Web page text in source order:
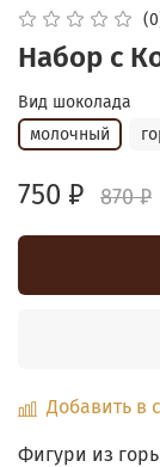
Набор с
Вид шоколада
молочный
750 ₽ 870 ₽
Добавить в
Фигури из